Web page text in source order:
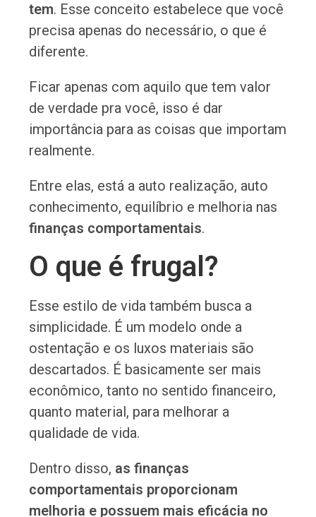
tem. Esse conceito estabelece que você
precisa apenas do necessário, o que é
diferente.
Ficar apenas com aquilo que tem valor
de verdade pra você, isso é dar
importância para as coisas que importam
realmente.
Entre elas, está a auto realização, auto
conhecimento, equilíbrio e melhoria nas
finanças comportamentais.
O que é frugal?
Esse estilo de vida também busca a
simplicidade. É um modelo onde a
ostentação e os luxos materiais são
descartados. É basicamente ser mais
econômico, tanto no sentido financeiro,
quanto material, para melhorar a
qualidade de vida.
Dentro disso, as finanças
comportamentais proporcionam
melhoria e possuem mais eficácia no